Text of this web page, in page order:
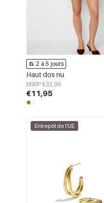
2 à 5 jours
Haut dos nu
MSRP €32,99
€11,95
Entrepôt de l'UE